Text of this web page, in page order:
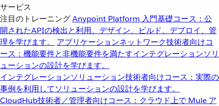
サービス
注目のトレーニングAnypoint Platform 入門基礎コース：公
開されたAPIの検出と利用、デザイン、ビルド、デプロイ、管
理を学びます。
アプリケーションネットワーク技術者向けコ
ース：機能要件と非機能要件を満たすインテグレーションソリ
ューションの設計を学びます。
インテグレーションソリューション技術者向けコース：実際の
事例を利用してソリューションの設計を学びます。
CloudHub技術者／管理者向けコース：クラウド上で Mule ア